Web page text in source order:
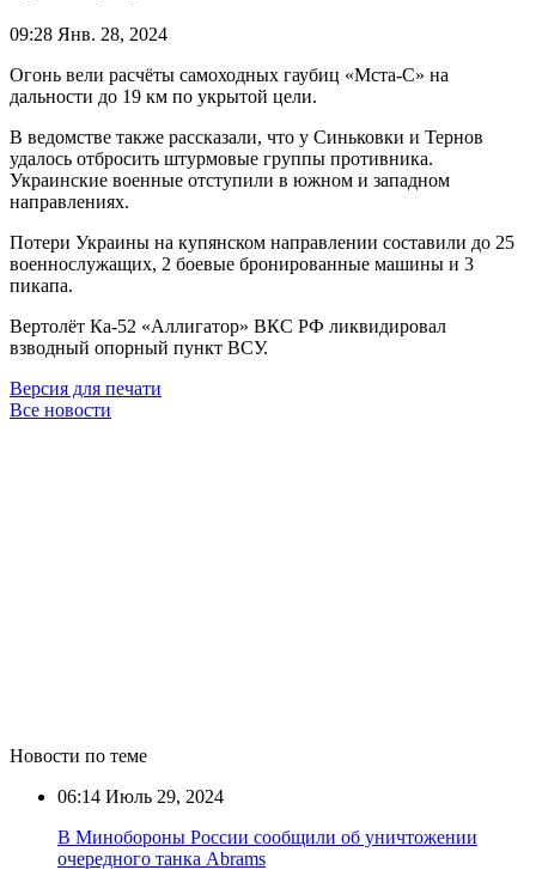
09:28 Янв. 28, 2024
Огонь вели расчёты самоходных гаубиц «Мста-С» на
дальности до 19 км по укрытой цели.
В ведомстве также рассказали, что у Синьковки и Тернов
удалось отбросить штурмовые группы противника.
Украинские военные отступили в южном и западном
направлениях.
Потери Украины на купянском направлении составили до 25
военнослужащих, 2 боевые бронированные машины и 3
пикапа.
Вертолёт Ка-52 «Аллигатор» ВКС РФ ликвидировал
взводный опорный пункт ВСУ.
Версия для печати
Все новости
Новости по теме
06:14 Июль 29, 2024
В Минобороны России сообщили об уничтожении
очередного танка Abrams